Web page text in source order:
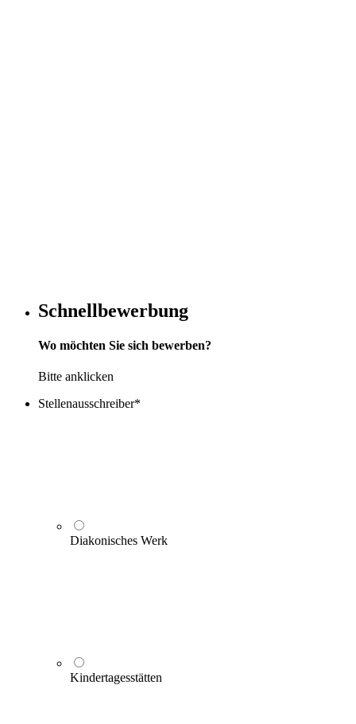
Schnellbewerbung
Wo möchten Sie sich bewerben?
Bitte anklicken
Stellenausschreiber*
Diakonisches Werk
Kindertagesstätten